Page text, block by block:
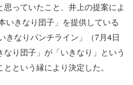
っていたこと、井上の提案によ
いきなり団子」を提供している
きなりパンチライン」（7月4日
なり団子」が「いきなり」という
という縁により決定した。